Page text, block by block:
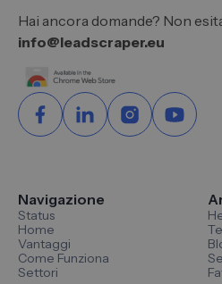
Hai ancora domande? Non
info@leadscraper.eu
Navigazione
Status
Home
Vantaggi
Come Funziona
Settori